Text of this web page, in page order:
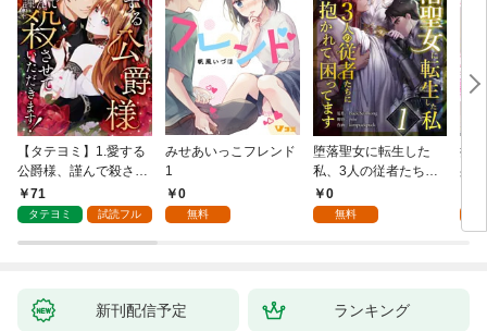
【タテヨミ】1.愛する
公爵様、謹んで殺させ
ていただきます！
71
タテヨミ 試読フル
みせあいっこフレンド
1
0
無料
堕落聖女に転生した
私、3人の従者たちに
抱かれて困ってます 第
1話
0
無料
授
身
新刊配信予定 ランキング